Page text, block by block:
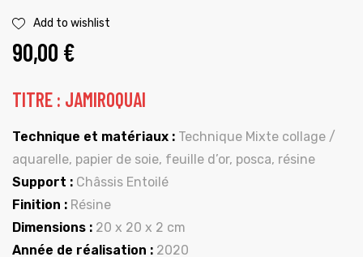
Add to wishlist
90,00 €
TITRE : JAMIROQUAI
Technique et matériaux : Technique Mixte collage /
aquarelle, papier de soie, feuille d’or, posca, résine
Support : Châssis Entoilé
Finition : Résine
Dimensions : 20 x 20 x 2 cm
Année de réalisation : 2020